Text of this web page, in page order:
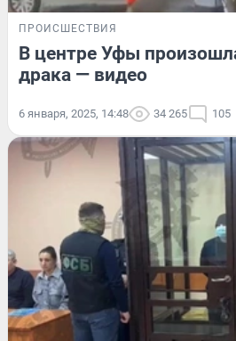
ПРОИСШЕСТВИЯ
В центре Уфы
драка — видео
6 января, 2025, 14:48 34 265 105